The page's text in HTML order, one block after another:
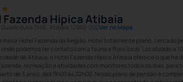
Fazenda Hipica Atibaia
1145 , Atibaia 12940-000Ver no Mapa
maior Hotel Fazenda da Região. Hotel totalmente plano, cercado
podemos ter contato com a fauna e flora local. Localizado a 10
de Atibaia, o Hotel Fazenda Hípica Atibaia oferece o que há
recreação e atividades com monitores todos os dias, para
de 3 anos, das 9h00 às 22h00. Nosso plano de pensão é